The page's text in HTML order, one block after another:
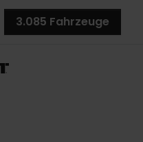
Fahrzeuge
3.085